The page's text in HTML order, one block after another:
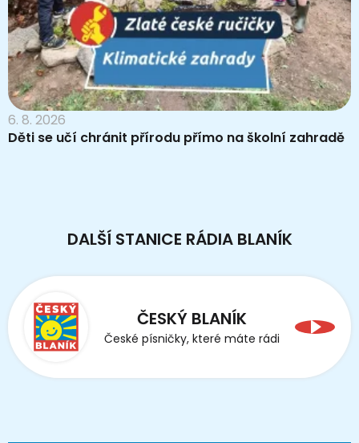
6. 8. 2026
Děti se učí chránit přírodu přímo na školní zahradě
DALŠÍ STANICE RÁDIA BLANÍK
ČESKÝ BLANÍK
České písničky, které máte rádi